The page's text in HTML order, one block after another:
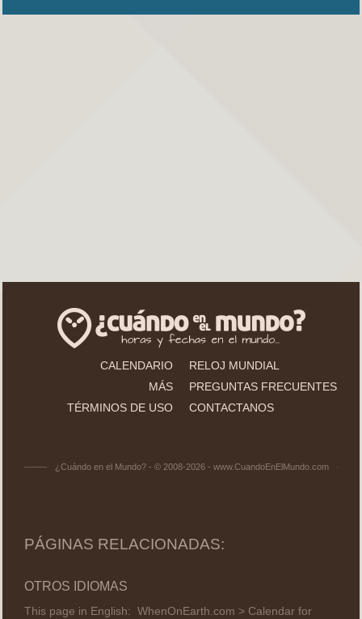
CALENDARIO
RELOJ MUNDIAL
MÁS
PREGUNTAS FRECUENTES
TÉRMINOS DE USO
CONTACTANOS
¿Cuándo en el Mundo? - © 2008-2026 - www.CuandoEnElMundo.com
PÁGINAS RELACIONADAS:
OTROS IDIOMAS
This page in English: WhenOnEarth.com > Calendar for